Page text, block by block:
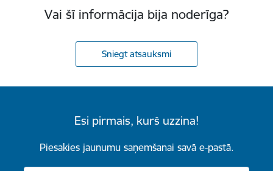
Vai šī informācija bija noderīga?
Sniegt atsauksmi
Esi pirmais, kurš uzzina!
Piesakies jaunumu saņemšanai savā e-pastā.